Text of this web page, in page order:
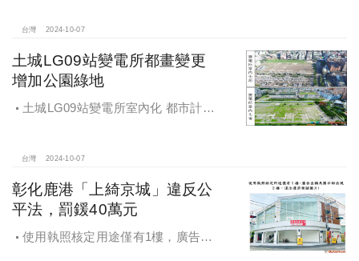
台灣 2024-10-07
土城LG09站變電所都畫變更
增加公園綠地
土城LG09站變電所室內化 都市計畫
台灣 2024-10-07
彰化鹿港「上綺京城」違反公
平法，罰鍰40萬元
使用執照核定用途僅有1樓，廣告宣